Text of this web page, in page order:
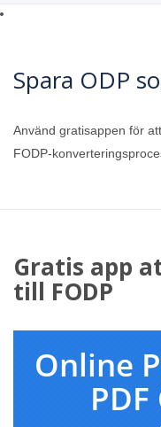
Spara ODP
Använd gratisappen för
FODP-
Gratis app
till FODP